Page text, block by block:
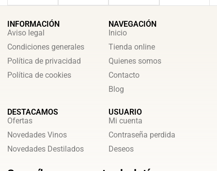
INFORMACIÓN
Aviso legal
Condiciones generales
Política de privacidad
Política de cookies
NAVEGACIÓN
Inicio
Tienda online
Quienes somos
Contacto
Blog
DESTACAMOS
Ofertas
Novedades Vinos
Novedades Destilados
USUARIO
Mi cuenta
Contraseña perdida
Deseos